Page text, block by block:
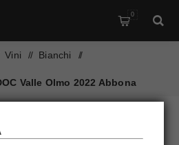
0
Vini / Bianchi /
Valle Olmo 2022 Abbona